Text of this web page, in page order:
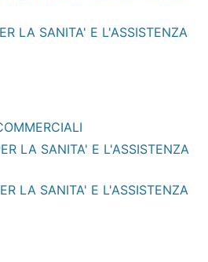
LA SANITA' E L'ASSISTENZA
LA SANITA' E L'ASSISTENZA
LA SANITA' E L'ASSISTENZA